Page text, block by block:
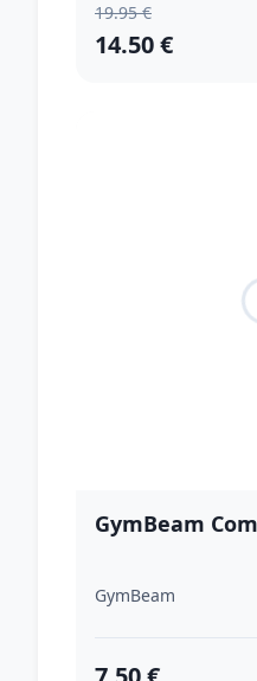
19.95 €
14.50 €
GymBeam
GymBeam